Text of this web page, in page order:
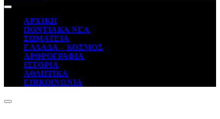
ΑΡΧΙΚΗ
ΠΟΝΤΙΑΚΑ ΝΕΑ
ΣΩΜΑΤΕΙΑ
ΕΛΛΑΔΑ – ΚΟΣΜΟΣ
ΑΡΘΡΟΓΡΑΦΙΑ
ΙΣΤΟΡΙΑ
ΑΘΛΗΤΙΚΑ
ΕΠΙΚΟΙΝΩΝΙΑ